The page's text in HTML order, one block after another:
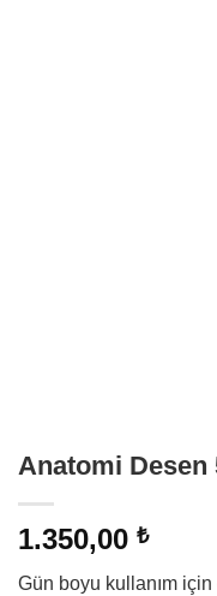
Anatomi Desen
1.350,00 ₺
Gün boyu kullanım için